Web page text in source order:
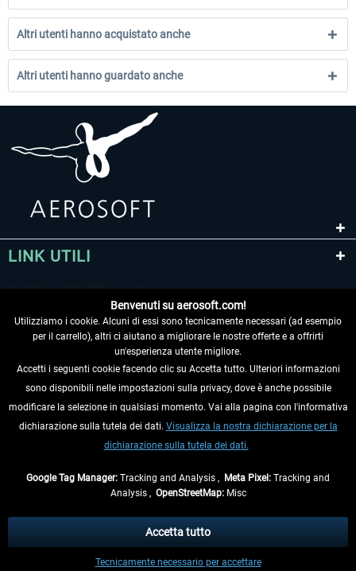
Altri utenti hanno acquistato anche
Altri utenti hanno guardato anche
LINK UTILI
RECEDERE DAL CONTRATTO
INFORMAZIONI
eventualmente le spese di spedizione, se non diversamente descritto.
** Riguarda le spedizioni al di fuori della Germania, i tempi di consegna per le
altre nazioni sono disponibili nelleinformazioni di spedizione
Benvenuti su aerosoft.com!
Utilizziamo i cookie. Alcuni di essi sono tecnicamente necessari (ad esempio
per il carrello), altri ci aiutano a migliorare le nostre offerte e a offrirti
un'esperienza utente migliore.
Accetti i seguenti cookie facendo clic su Accetta tutto. Ulteriori informazioni
sono disponibili nelle impostazioni sulla privacy, dove è anche possibile
modificare la selezione in qualsiasi momento. Vai alla pagina con l'informativa
dichiarazione sulla tutela dei dati. Visualizza la nostra dichiarazione per la
dichiarazione sulla tutela dei dati.
Google Tag Manager: Tracking and Analysis , Meta Pixel: Tracking and
Analysis , OpenStreetMap:Misc
Tecnicamente necessario per accettare
Accetta tutto